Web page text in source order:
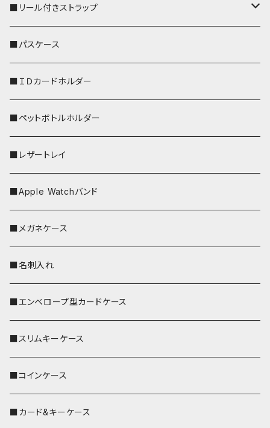
■リール付きストラップ
リールのみ
ストラップ付
■パスケース
■ＩＤカードホルダー
■ペットボトルホルダー
■レザートレイ
■Apple Watchバンド
■メガネケース
■名刺入れ
■エンベロープ型カードケース
■スリムキーケース
■コインケース
■カード&キーケース